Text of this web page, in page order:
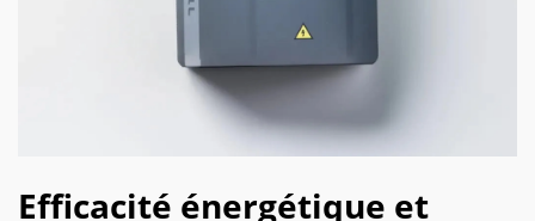
Efficacité énergétique et